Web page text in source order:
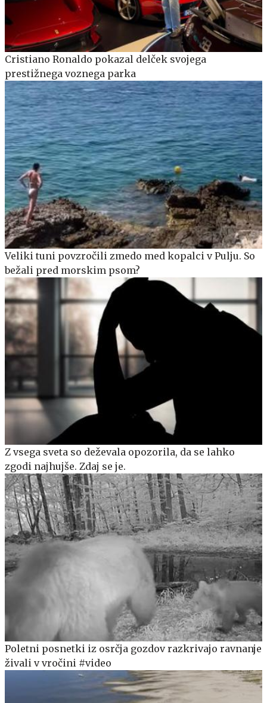
Cristiano Ronaldo pokazal delček svojega
prestižnega voznega parka
Veliki tuni povzročili zmedo med kopalci v Pulju. So
bežali pred morskim psom?
Z vsega sveta so deževala opozorila, da se lahko
zgodi najhujše. Zdaj se je.
Poletni posnetki iz osrčja gozdov razkrivajo ravnanje
živali v vročini #video